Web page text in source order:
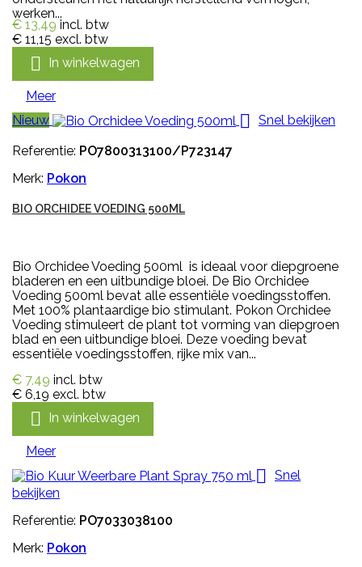
werken...
€ 13,49 incl. btw
€ 11,15 excl. btw
 In winkelwagen
Meer
Nieuw

Snel bekijken
Referentie: PO7800313100/P723147
Merk: Pokon
BIO ORCHIDEE VOEDING 500ML
Bio Orchidee Voeding 500ml is ideaal voor diepgroene
bladeren en een uitbundige bloei. De Bio Orchidee
Voeding 500ml bevat alle essentiële voedingsstoffen.
Met 100% plantaardige bio stimulant. Pokon Orchidee
Voeding stimuleert de plant tot vorming van diepgroen
blad en een uitbundige bloei. Deze voeding bevat
essentiële voedingsstoffen, rijke mix van...
€ 7,49 incl. btw
€ 6,19 excl. btw
 In winkelwagen
Meer

Snel
bekijken
Referentie: PO7033038100
Merk: Pokon